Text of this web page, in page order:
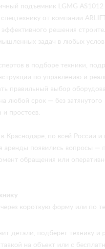
подъемник LGMG AS1012
от компании
решения
задач в любых
в подборе техники,
по управлению и
правильный выбор
любой срок — без затянутого
и простоев.
Краснодаре, по всей России и
аренды появились вопросы —
обращения или
через короткую форму или по
детали, подберет технику и
на объект или с